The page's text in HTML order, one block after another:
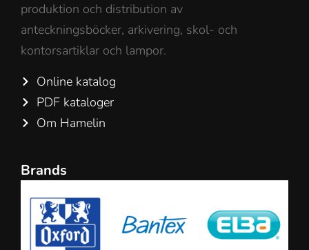
produktion och distribution av
anteckningsböcker, arkivering, skol- och
kontorsartiklar och lampor.
Online katalog
PDF kataloger
Om Hamelin
Brands